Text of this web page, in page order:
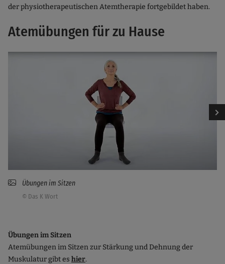
der physiotherapeutischen Atemtherapie fortgebildet haben.
Atemübungen für zu Hause
Übungen im Sitzen
© Das K Wort
Übungen im Sitzen
© Das K Wort
Übungen im Stehen
© Das K Wort
Übungen im Stehen
© Das K Wort
Übungen im Liegen
© Das K Wort
Übungen im Liegen
© Das K Wort
Übungen zur Entspannung
© Das K Wort
Übungen zur Entspannung
© Das K Wort
Übungen im Sitzen
Atemübungen im Sitzen zur Stärkung und Dehnung der
Muskulatur gibt es hier.